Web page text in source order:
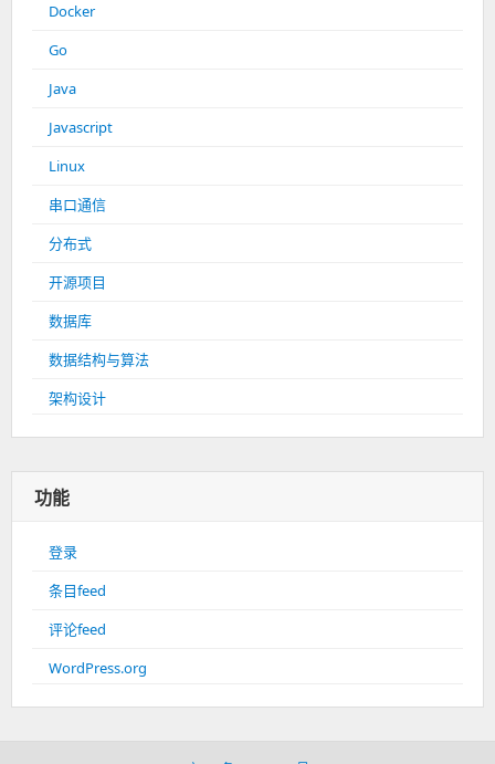
Docker
Go
Java
Javascript
Linux
串口通信
分布式
开源项目
数据库
数据结构与算法
架构设计
功能
登录
条目feed
评论feed
WordPress.org